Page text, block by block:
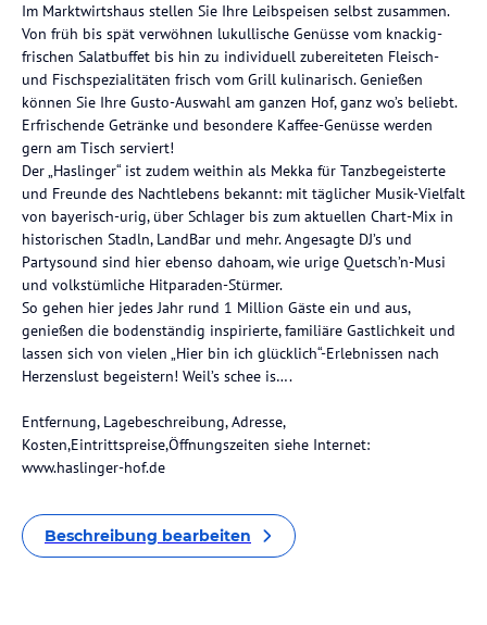
Im Marktwirtshaus stellen Sie Ihre Leibspeisen selbst zusammen.
Von früh bis spät verwöhnen lukullische Genüsse vom knackig-
frischen Salatbuffet bis hin zu individuell zubereiteten Fleisch-
und Fischspezialitäten frisch vom Grill kulinarisch. Genießen
können Sie Ihre Gusto-Auswahl am ganzen Hof, ganz wo’s beliebt.
Erfrischende Getränke und besondere Kaffee-Genüsse werden
gern am Tisch serviert!
Der „Haslinger“ ist zudem weithin als Mekka für Tanzbegeisterte
und Freunde des Nachtlebens bekannt: mit täglicher Musik-Vielfalt
von bayerisch-urig, über Schlager bis zum aktuellen Chart-Mix in
historischen Stadln, LandBar und mehr. Angesagte DJ’s und
Partysound sind hier ebenso dahoam, wie urige Quetsch’n-Musi
und volkstümliche Hitparaden-Stürmer.
So gehen hier jedes Jahr rund 1 Million Gäste ein und aus,
genießen die bodenständig inspirierte, familiäre Gastlichkeit und
lassen sich von vielen „Hier bin ich glücklich“-Erlebnissen nach
Herzenslust begeistern! Weil’s schee is….
Entfernung, Lagebeschreibung, Adresse,
Kosten,Eintrittspreise,Öffnungszeiten siehe Internet:
www.haslinger-hof.de
Beschreibung bearbeiten